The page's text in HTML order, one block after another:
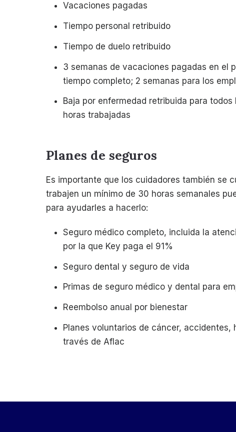
Vacaciones pagadas
Tiempo personal retribuido
Tiempo de duelo retribuido
3 semanas de vacaciones pagadas en el
tiempo completo; 2 semanas para los
Baja por enfermedad retribuida para
horas trabajadas
Planes de seguros
Es importante que los cuidadores también se
trabajen un mínimo de 30 horas semanales
para ayudarles a hacerlo:
Seguro médico completo, incluida la
por la que Key paga el 91%
Seguro dental y seguro de vida
Primas de seguro médico y dental para
Reembolso anual por bienestar
Planes voluntarios de cáncer,
través de Aflac